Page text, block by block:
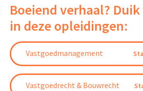
Boeiend verhaal?
in deze opleidingen:
Vastgoedmanagement
Vastgoedrecht & Bouwrecht